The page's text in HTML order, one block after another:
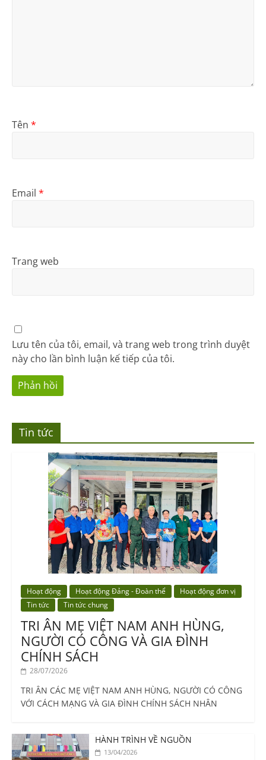
Tên *
Email *
Trang web
Lưu tên của tôi, email, và trang web trong trình duyệt
này cho lần bình luận kế tiếp của tôi.
Tin tức
Hoạt động Hoạt động Đảng - Đoàn thể
Hoạt động đơn vị
Tin tức
Tin tức chung
TRI ÂN MẸ VIỆT NAM ANH HÙNG,
NGƯỜI CÓ CÔNG VÀ GIA ĐÌNH
CHÍNH SÁCH
28/07/2026
TRI ÂN CÁC MẸ VIỆT NAM ANH HÙNG, NGƯỜI CÓ CÔNG
VỚI CÁCH MẠNG VÀ GIA ĐÌNH CHÍNH SÁCH NHÂN
HÀNH TRÌNH VỀ NGUỒN
13/04/2026